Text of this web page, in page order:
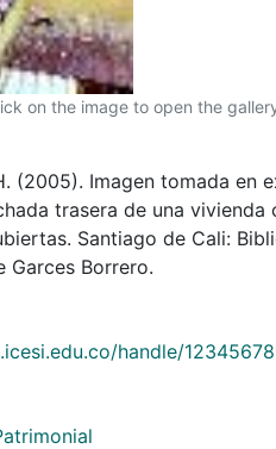
on the image to open the
(2005). Imagen tomada en
trasera de una
Santiago de Cali:
Garces Borrero.
handle/